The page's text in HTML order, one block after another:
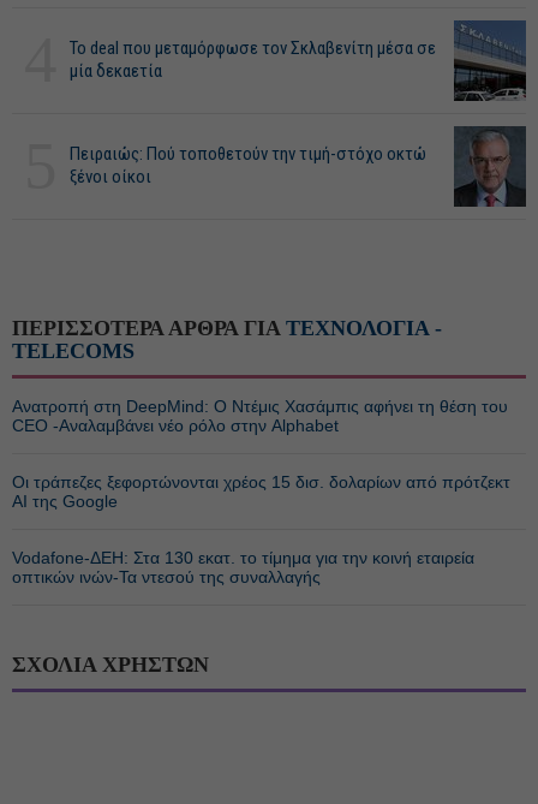
Το deal που μεταμόρφωσε τον Σκλαβενίτη μέσα σε
μία δεκαετία
Πειραιώς: Πού τοποθετούν την τιμή-στόχο οκτώ
ξένοι οίκοι
ΠΕΡΙΣΣΟΤΕΡΑ ΑΡΘΡΑ ΓΙΑ ΤΕΧΝΟΛΟΓΙΑ -
TELECOMS
Ανατροπή στη DeepMind: Ο Ντέμις Χασάμπις αφήνει τη θέση του
CEO -Αναλαμβάνει νέο ρόλο στην Alphabet
Οι τράπεζες ξεφορτώνονται χρέος 15 δισ. δολαρίων από πρότζεκτ
AI της Google
Vodafone-ΔΕΗ: Στα 130 εκατ. το τίμημα για την κοινή εταιρεία
οπτικών ινών-Τα ντεσού της συναλλαγής
ΣΧΟΛΙΑ ΧΡΗΣΤΩΝ